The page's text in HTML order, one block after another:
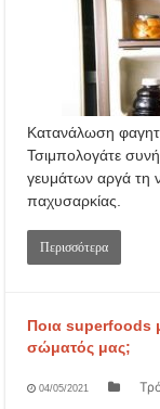
Κατανάλωση
Τσιμπολογάτε
γευμάτων αργά τη
παχυσαρκίας.
Περισσότερα
Ποια superfoods
σώματός μας;
04/05/2021